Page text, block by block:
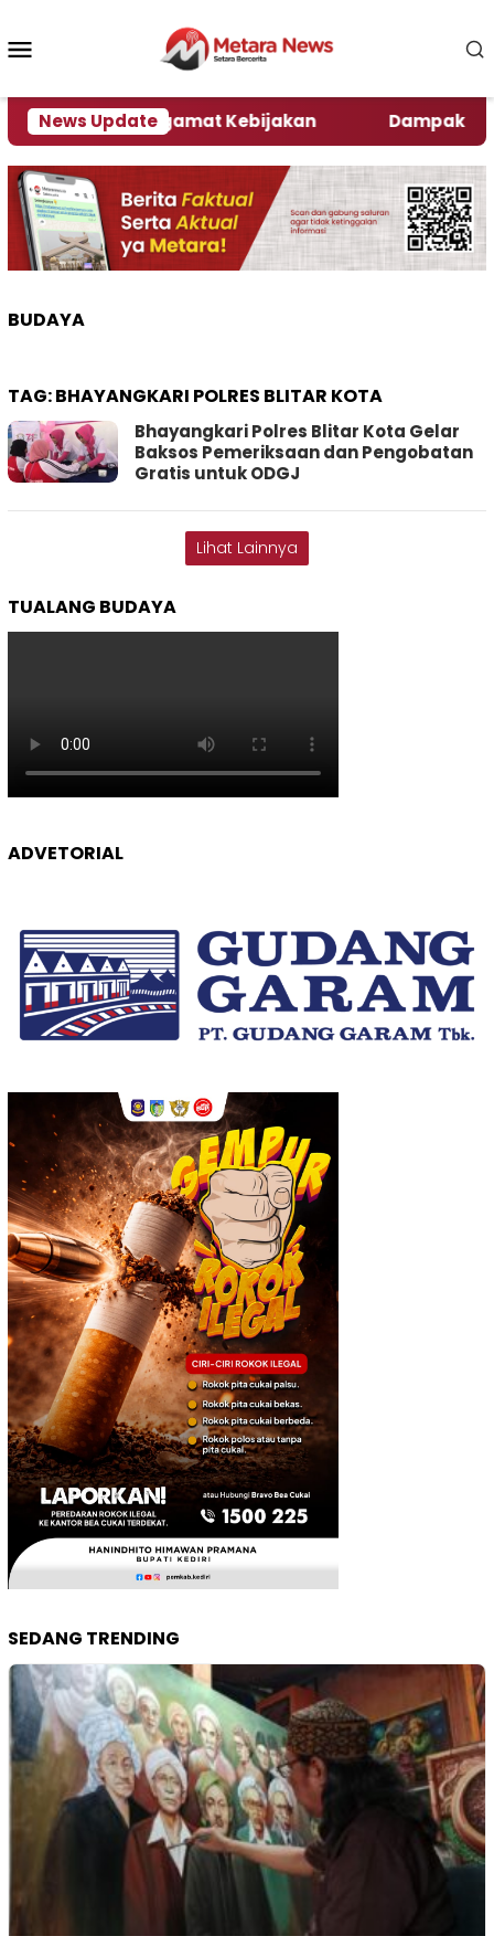
konten
News Update
Ini Kata Pengamat Kebijakan Dampak El
BUDAYA
TAG:BHAYANGKARI POLRES BLITAR KOTA
Bhayangkari Polres Blitar Kota Gelar
Baksos Pemeriksaan dan Pengobatan
Gratis untuk ODGJ
Lihat Lainnya
TUALANG BUDAYA
ADVETORIAL
SEDANG TRENDING